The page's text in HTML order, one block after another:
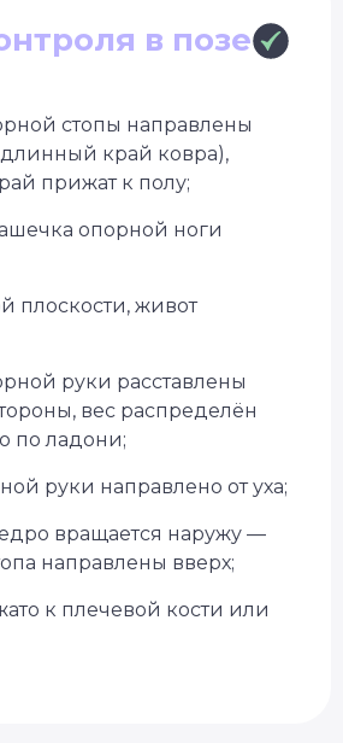
в позе
стопы направлены
край ковра),
прижат к полу;
опорной ноги
плоскости, живот
руки расставлены
вес распределён
по ладони;
руки направлено от уха;
вращается наружу —
направлены вверх;
к плечевой кости или